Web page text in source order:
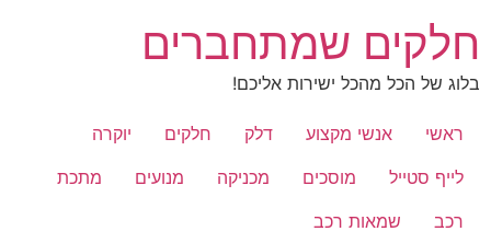
לתוכן
חלקים שמתחברים
בלוג של הכל מהכל ישירות אליכם!
ראשי אנשי מקצוע דלק חלקים
יוקרה
לייף סטייל
מוסכים מכניקה מנועים
מתכת
רכב
שמאות רכב